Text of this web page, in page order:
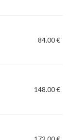
84.00 €
148.00 €